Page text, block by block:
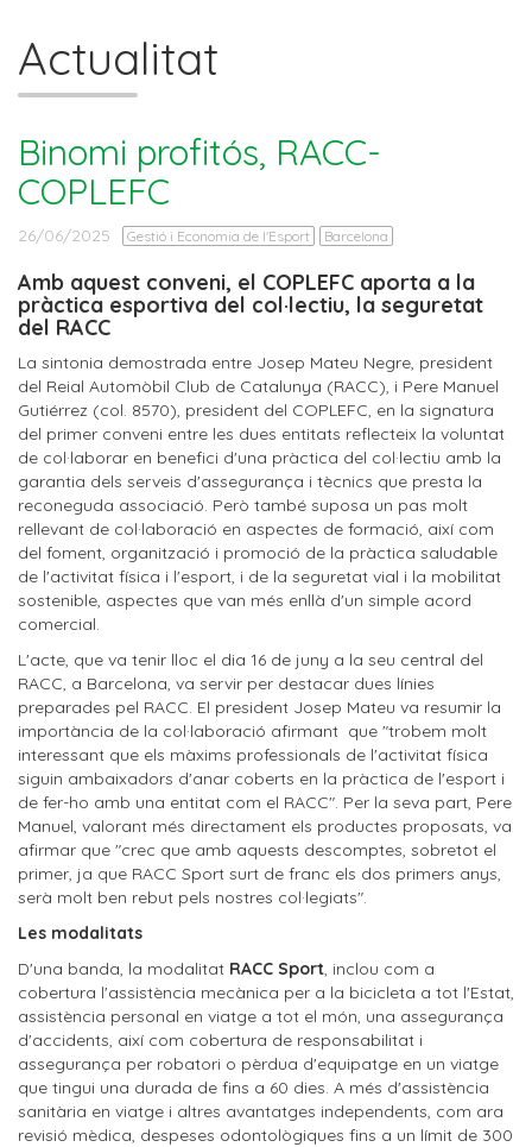
Actualitat
Binomi profitós, RACC-
COPLEFC
26/06/2025 Gestió i Economia de l'Esport Barcelona
Amb aquest conveni, el COPLEFC aporta a la
pràctica esportiva del col·lectiu, la seguretat
del RACC
La sintonia demostrada entre Josep Mateu Negre, president
del Reial Automòbil Club de Catalunya (RACC), i Pere Manuel
Gutiérrez (col. 8570), president del COPLEFC, en la signatura
del primer conveni entre les dues entitats reflecteix la voluntat
de col·laborar en benefici d'una pràctica del col·lectiu amb la
garantia dels serveis d'assegurança i tècnics que presta la
reconeguda associació. Però també suposa un pas molt
rellevant de col·laboració en aspectes de formació, així com
del foment, organització i promoció de la pràctica saludable
de l'activitat física i l'esport, i de la seguretat vial i la mobilitat
sostenible, aspectes que van més enllà d'un simple acord
comercial.
L'acte, que va tenir lloc el dia 16 de juny a la seu central del
RACC, a Barcelona, va servir per destacar dues línies
preparades pel RACC. El president Josep Mateu va resumir la
importància de la col·laboració afirmant que "trobem molt
interessant que els màxims professionals de l'activitat física
siguin ambaixadors d'anar coberts en la pràctica de l'esport i
de fer-ho amb una entitat com el RACC". Per la seva part, Pere
Manuel, valorant més directament els productes proposats, va
afirmar que "crec que amb aquests descomptes, sobretot el
primer, ja que RACC Sport surt de franc els dos primers anys,
serà molt ben rebut pels nostres col·legiats".
Les modalitats
D'una banda, la modalitat RACC Sport, inclou com a
cobertura l'assistència mecànica per a la bicicleta a tot l'Estat,
assistència personal en viatge a tot el món, una assegurança
d'accidents, així com cobertura de responsabilitat i
assegurança per robatori o pèrdua d'equipatge en un viatge
que tingui una durada de fins a 60 dies. A més d'assistència
sanitària en viatge i altres avantatges independents, com ara
revisió mèdica, despeses odontològiques fins a un límit de 300